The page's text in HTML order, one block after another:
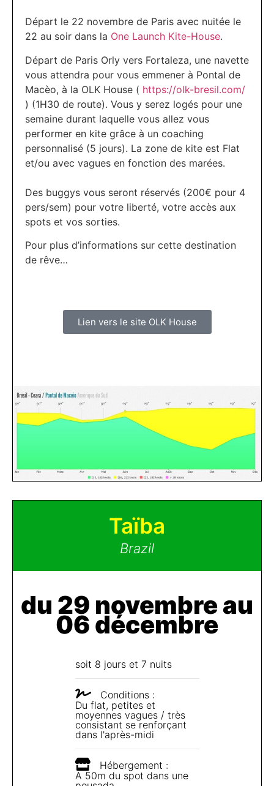
Départ le 22 novembre de Paris avec nuitée le
22 au soir dans la One Launch Kite-House.
Départ de Paris Orly vers Fortaleza, une navette
vous attendra pour vous emmener à Pontal de
Macèo, à la OLK House ( https://olk-bresil.com/
) (1H30 de route). Vous y serez logés pour une
semaine durant laquelle vous allez vous
performer en kite grâce à un coaching
personnalisé (5 jours). La zone de kite est Flat
et/ou avec vagues en fonction des marées.
Des buggys vous seront réservés (200€ pour 4
pers/sem) pour votre liberté, votre accès aux
spots et vos sorties.
Pour plus d’informations sur cette destination
de rêve…
Lien vers le site OLK House
Taïba
Brazil
du 29 novembre au
06 décembre
soit 8 jours et 7 nuits
Conditions :
Du flat, petites et
moyennes vagues / très
consistant se renforçant
dans l'après-midi
Hébergement :
A 50m du spot dans une